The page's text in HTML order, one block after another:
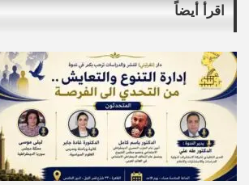
اقرأ أيضاً